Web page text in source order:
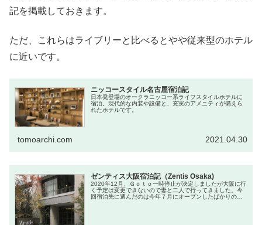
記を掲載しておきます。
ただ、これらはライブリーと比べるとやや従来型のホテル
に近いです。
ニッコースタイル名古屋宿泊記
日本発登場のオークラニッコー系ライフスタイルホテルに
宿泊。現代的な内装や設備と、充実のアメニティが備えら
れたホテルです。
tomoarchi.com 2021.04.30
ゼンティス大阪宿泊記（Zentis Osaka)
2020年12月、Ｇｏｔｏ一時停止が決定しましたが大阪に行
く予定は変更できないので妻と二人で行ってきました。今
回宿泊先に選んだのは今年７月にオープンしたばかりの